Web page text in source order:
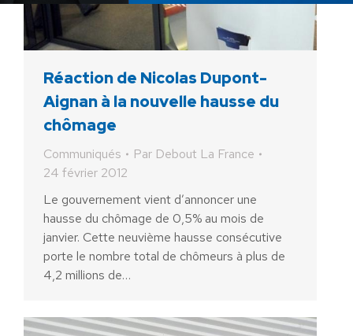
Réaction de Nicolas Dupont-
Aignan à la nouvelle hausse du
chômage
Communiqués Par Debout La France
24 février 2012
Le gouvernement vient d’annoncer une
hausse du chômage de 0,5% au mois de
janvier. Cette neuvième hausse consécutive
porte le nombre total de chômeurs à plus de
4,2 millions de…